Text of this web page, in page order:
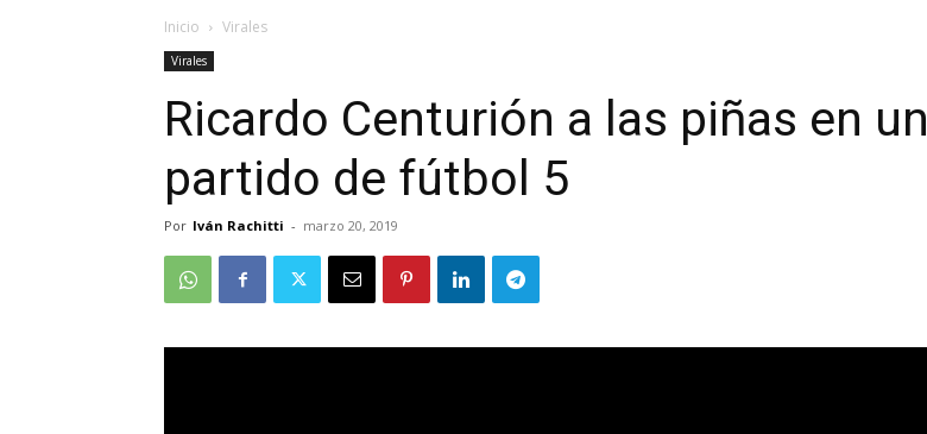
Inicio Virales
Virales
Ricardo Centurión a las piñas en un
partido de fútbol 5
Por Iván Rachitti - marzo 20, 2019